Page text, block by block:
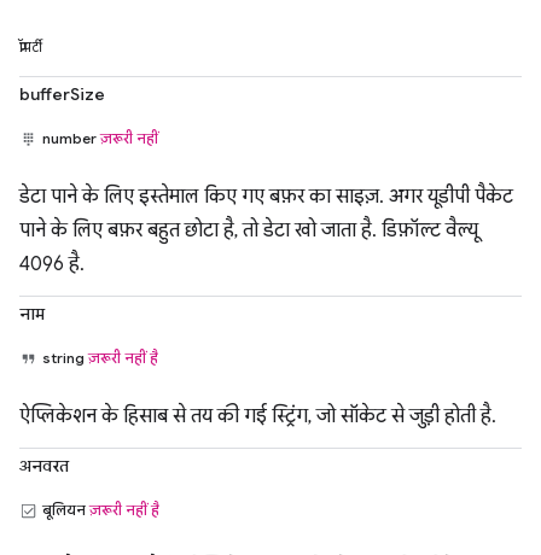
प्रॉपर्टी
bufferSize
numberज़रूरी नहीं
डेटा पाने के लिए इस्तेमाल किए गए बफ़र का साइज़. अगर यूडीपी पैकेट
पाने के लिए बफ़र बहुत छोटा है, तो डेटा खो जाता है. डिफ़ॉल्ट वैल्यू
4096 है.
नाम
stringज़रूरी नहीं है
ऐप्लिकेशन के हिसाब से तय की गई स्ट्रिंग, जो सॉकेट से जुड़ी होती है.
अनवरत
बूलियनज़रूरी नहीं है